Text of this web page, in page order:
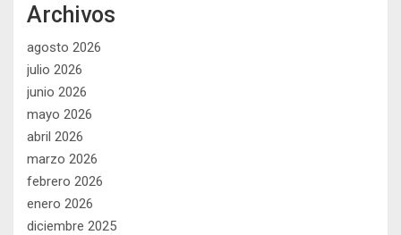
Archivos
agosto 2026
julio 2026
junio 2026
mayo 2026
abril 2026
marzo 2026
febrero 2026
enero 2026
diciembre 2025